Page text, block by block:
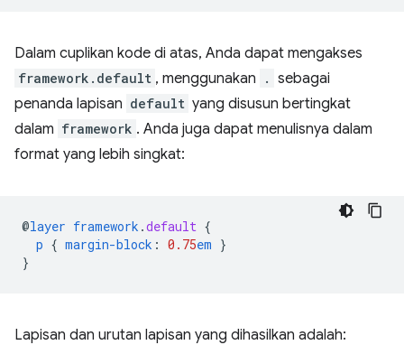
Dalam cuplikan kode di atas, Anda dapat mengakses
framework.default , menggunakan . sebagai
penanda lapisan default yang disusun bertingkat
dalam framework . Anda juga dapat menulisnya dalam
format yang lebih singkat:
@layer framework .default {
p { margin-block : 0.75em }
}
Lapisan dan urutan lapisan yang dihasilkan adalah: